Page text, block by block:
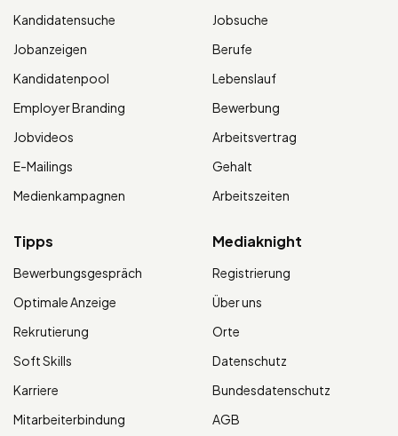
Kandidatensuche
Jobanzeigen
Kandidatenpool
Employer Branding
Jobvideos
E-Mailings
Medienkampagnen
Jobsuche
Berufe
Lebenslauf
Bewerbung
Arbeitsvertrag
Gehalt
Arbeitszeiten
Tipps
Bewerbungsgespräch
Optimale Anzeige
Rekrutierung
Soft Skills
Karriere
Mitarbeiterbindung
Mediaknight
Registrierung
Über uns
Orte
Datenschutz
Bundesdatenschutz
AGB